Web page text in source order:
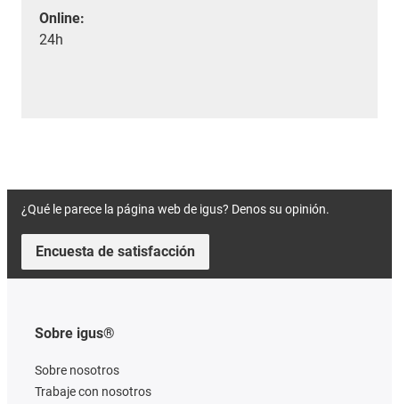
Online:
24h
¿Qué le parece la página web de igus? Denos su opinión.
Encuesta de satisfacción
Sobre igus®
Sobre nosotros
Trabaje con nosotros